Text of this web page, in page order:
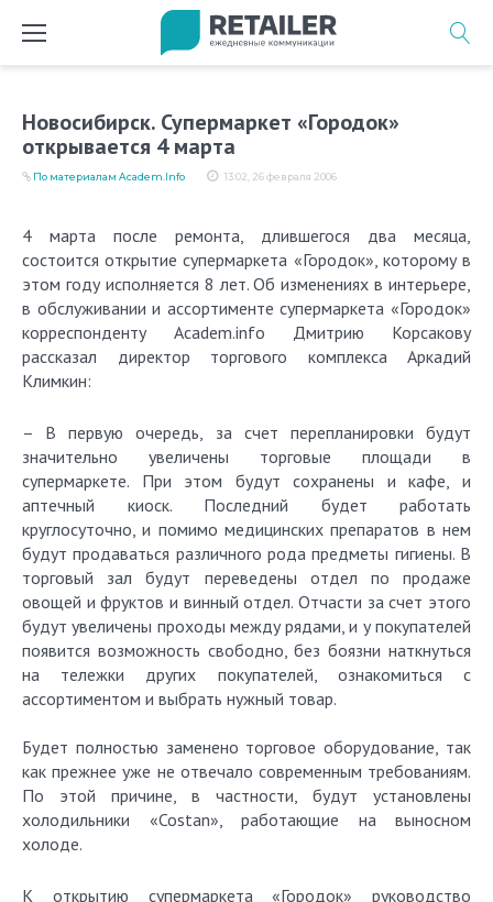
Новосибирск. Супермаркет «Городок»
открывается 4 марта
13:02, 26 февраля 2006
По материалам Academ.Info
4 марта после ремонта, длившегося два месяца,
состоится открытие супермаркета «Городок», которому в
этом году исполняется 8 лет. Об изменениях в интерьере,
в обслуживании и ассортименте супермаркета «Городок»
корреспонденту Academ.info Дмитрию Корсакову
рассказал директор торгового комплекса Аркадий
Климкин:
– В первую очередь, за счет перепланировки будут
значительно увеличены торговые площади в
супермаркете. При этом будут сохранены и кафе, и
аптечный киоск. Последний будет работать
круглосуточно, и помимо медицинских препаратов в нем
будут продаваться различного рода предметы гигиены. В
торговый зал будут переведены отдел по продаже
овощей и фруктов и винный отдел. Отчасти за счет этого
будут увеличены проходы между рядами, и у покупателей
появится возможность свободно, без боязни наткнуться
на тележки других покупателей, ознакомиться с
ассортиментом и выбрать нужный товар.
Будет полностью заменено торговое оборудование, так
как прежнее уже не отвечало современным требованиям.
По этой причине, в частности, будут установлены
холодильники «Costan», работающие на выносном
холоде.
К открытию супермаркета «Городок» руководство